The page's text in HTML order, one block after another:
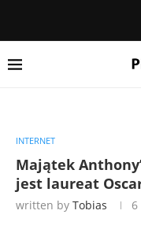
INTERNET
Majątek
jest laureat
written by Tobias 6